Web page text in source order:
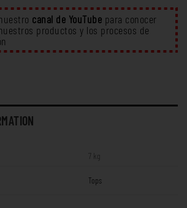
canal de YouTube para conocer
productos y los procesos de
7 kg
Tops